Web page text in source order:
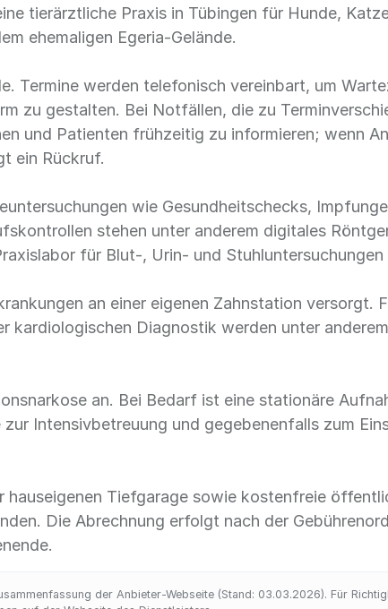
tierärztliche Praxis in Tübingen für Hunde,
ehemaligen Egeria-Gelände.
Termine werden telefonisch vereinbart, um
zu gestalten. Bei Notfällen, die zu
und Patienten frühzeitig zu informieren; wenn
ein Rückruf.
wie Gesundheitschecks,
stehen unter anderem digitales
für Blut-, Urin- und Stuhluntersuchungen
an einer eigenen Zahnstation versorgt.
kardiologischen Diagnostik werden unter
an. Bei Bedarf ist eine stationäre
Intensivbetreuung und gegebenenfalls zum
hauseigenen Tiefgarage sowie kostenfreie
Die Abrechnung erfolgt nach der
der Anbieter-Webseite (Stand: 03.03.2026). Für